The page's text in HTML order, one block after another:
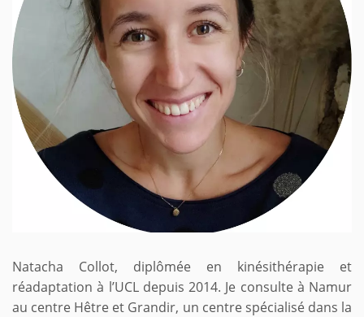
Natacha Collot, diplômée en kinésithérapie et
réadaptation à l’UCL depuis 2014. Je consulte à Namur
au centre Hêtre et Grandir, un centre spécialisé dans la